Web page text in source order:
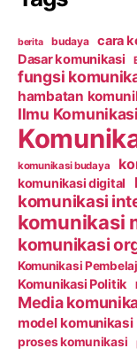
berita budaya cara
Dasar komunikasi
fungsi
hambatan
Ilmu Komunikasi
komunikasi budaya
komunikasi digital
komunikasi
komunikasi
komunikasi
Komunikasi
Komunikasi Politik
Media
model komunikasi
proses komunikasi